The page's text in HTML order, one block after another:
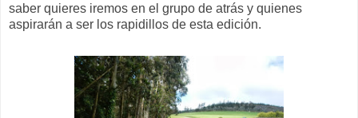
saber quieres iremos en el grupo de atrás y quienes
aspirarán a ser los rapidillos de esta edición.